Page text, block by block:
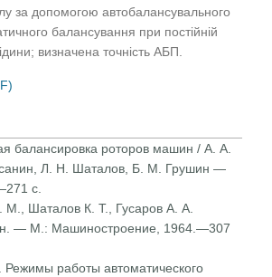
за допомогою автобалансувального
балансування при постійній
визначена точність АБП.
балансировка роторов машин / А. А.
Л. Н. Шаталов, Б. М. Грушин —
с.
Шаталов К. Т., Гусаров А. А.
— М.: Машиностроение, 1964.—307
работы автоматического